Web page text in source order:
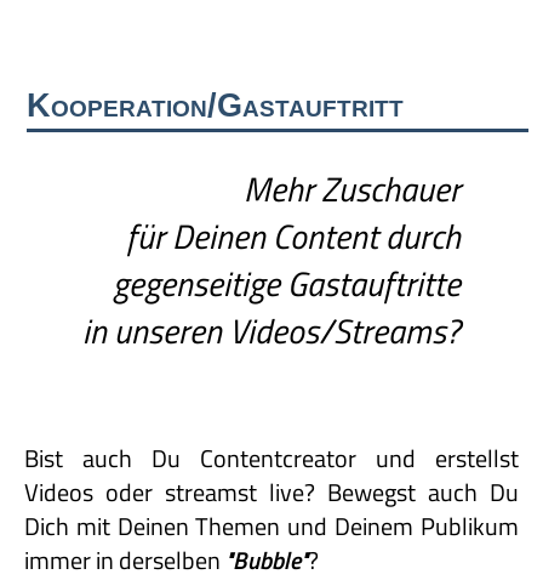
Kooperation/Gastauftritt
Mehr Zuschauer
für Deinen Content durch
gegenseitige Gastauftritte
in unseren Videos/Streams?
Bist auch Du Contentcreator und erstellst
Videos oder streamst live? Bewegst auch Du
Dich mit Deinen Themen und Deinem Publikum
immer in derselben "Bubble"?